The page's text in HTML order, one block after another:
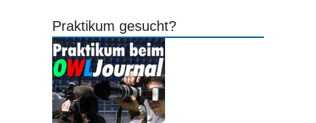
Praktikum gesucht?